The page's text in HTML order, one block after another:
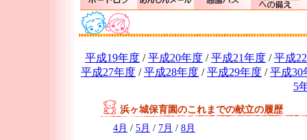
平成19年度 /平成20年度 /平成21年度 /平成
平成27年度 /平成28年度 /平成29年度 /平成30
5
浜ヶ城保育園のこれまでの献立の履歴
4月 / 5月 / 7月 / 8月